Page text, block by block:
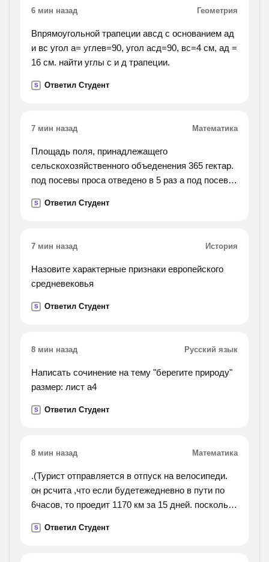
6 мин назад Геометрия
Впрямоугольной трапеции авсд с основанием ад
и вс угол а= углев=90, угол асд=90, вс=4 см, ад =
16 см. найти углы с и д трапеции.
S Ответил Студент
7 мин назад Математика
Площадь поля, принадлежащего
сельскохозяйственного объеденения 365 гектар.
под посевы проса отведено в 5 раз а под посевы
под посевы овса. найдите площадь, отведенную
S Ответил Студент
7 мин назад История
Назовите характерные признаки европейского
средневековья
S Ответил Студент
8 мин назад Русский язык
Написать сочинение на тему "берегите природу"
размер: лист а4
S Ответил Студент
8 мин назад Математика
.(Турист отправляется в отпуск на велосипеди.
он рсчита ,что если будетежедневно в пути по
6часов, то проедит 1170 км за 15 дней. посколько
движение при той же скорости, чтобы проехать
S Ответил Студент